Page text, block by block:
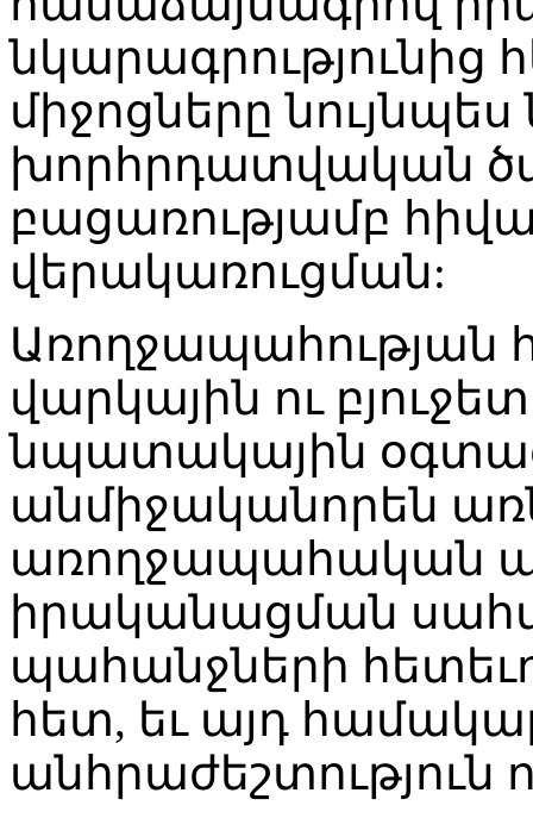
նկարագրությունից
միջոցները
խորհրդատվական
բացառությամբ
վերակառուցման:
Առողջապահության
վարկային ու
նպատակային
անմիջականորեն
առողջապահական
իրականացման
պահանջների
հետ, եւ այդ
անհրաժեշտություն